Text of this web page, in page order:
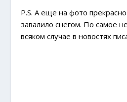
P.S. А еще на фото
завалило снегом. По самое
всяком случае в новостях